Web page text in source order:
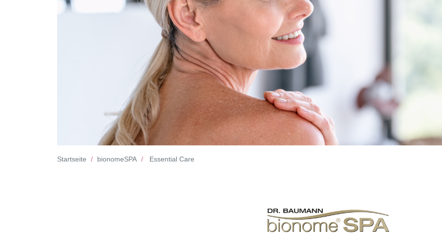
Startseite bionomeSPA Essential Care